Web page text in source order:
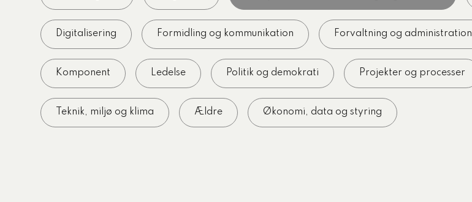
Digitalisering Formidling og kommunikation Forvaltning og administration
Komponent Ledelse Politik og demokrati Projekter og processer
Teknik, miljø og klima Ældre Økonomi, data og styring
og administration
børne- og